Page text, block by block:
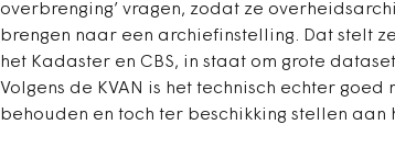
overbrenging’ vragen, zodat ze
brengen naar een archiefinstelling. Dat stelt
het Kadaster en CBS, in staat om grote
Volgens de KVAN is het technisch echter
behouden en toch ter beschikking stellen